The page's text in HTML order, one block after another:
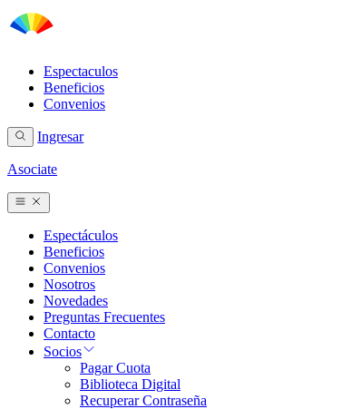
Espectaculos
Beneficios
Convenios
Ingresar
Asociate
Espectáculos
Beneficios
Convenios
Nosotros
Novedades
Preguntas Frecuentes
Contacto
Socios
Pagar Cuota
Biblioteca Digital
Recuperar Contraseña